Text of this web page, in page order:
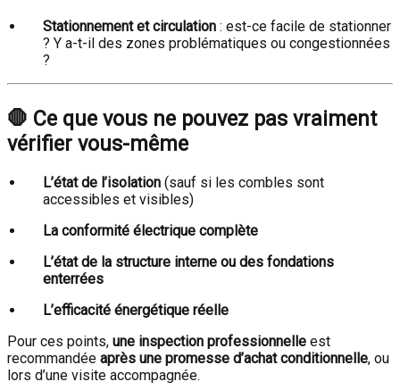
Stationnement et circulation : est-ce facile de stationner
? Y a-t-il des zones problématiques ou congestionnées
?
🛑 Ce que vous ne pouvez pas vraiment
vérifier vous-même
L’état de l’isolation (sauf si les combles sont
accessibles et visibles)
La conformité électrique complète
L’état de la structure interne ou des fondations
enterrées
L’efficacité énergétique réelle
Pour ces points, une inspection professionnelle est
recommandée après une promesse d’achat conditionnelle, ou
lors d’une visite accompagnée.